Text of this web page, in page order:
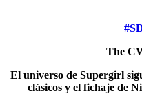
The
El universo de Supergirl
clásicos y el fichaje de